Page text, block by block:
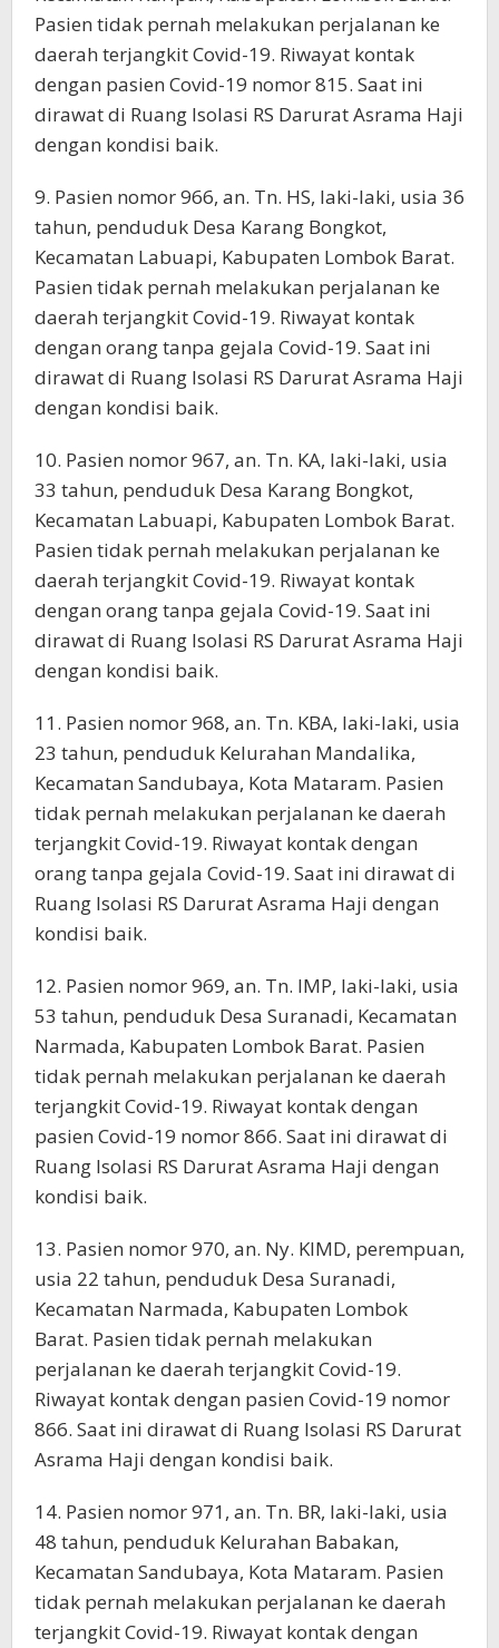
Pasien tidak pernah melakukan perjalanan ke
daerah terjangkit Covid-19. Riwayat kontak
dengan pasien Covid-19 nomor 815. Saat ini
dirawat di Ruang Isolasi RS Darurat Asrama Haji
dengan kondisi baik.
9. Pasien nomor 966, an. Tn. HS, laki-laki, usia 36
tahun, penduduk Desa Karang Bongkot,
Kecamatan Labuapi, Kabupaten Lombok Barat.
Pasien tidak pernah melakukan perjalanan ke
daerah terjangkit Covid-19. Riwayat kontak
dengan orang tanpa gejala Covid-19. Saat ini
dirawat di Ruang Isolasi RS Darurat Asrama Haji
dengan kondisi baik.
10. Pasien nomor 967, an. Tn. KA, laki-laki, usia
33 tahun, penduduk Desa Karang Bongkot,
Kecamatan Labuapi, Kabupaten Lombok Barat.
Pasien tidak pernah melakukan perjalanan ke
daerah terjangkit Covid-19. Riwayat kontak
dengan orang tanpa gejala Covid-19. Saat ini
dirawat di Ruang Isolasi RS Darurat Asrama Haji
dengan kondisi baik.
11. Pasien nomor 968, an. Tn. KBA, laki-laki, usia
23 tahun, penduduk Kelurahan Mandalika,
Kecamatan Sandubaya, Kota Mataram. Pasien
tidak pernah melakukan perjalanan ke daerah
terjangkit Covid-19. Riwayat kontak dengan
orang tanpa gejala Covid-19. Saat ini dirawat di
Ruang Isolasi RS Darurat Asrama Haji dengan
kondisi baik.
12. Pasien nomor 969, an. Tn. IMP, laki-laki, usia
53 tahun, penduduk Desa Suranadi, Kecamatan
Narmada, Kabupaten Lombok Barat. Pasien
tidak pernah melakukan perjalanan ke daerah
terjangkit Covid-19. Riwayat kontak dengan
pasien Covid-19 nomor 866. Saat ini dirawat di
Ruang Isolasi RS Darurat Asrama Haji dengan
kondisi baik.
13. Pasien nomor 970, an. Ny. KIMD, perempuan,
usia 22 tahun, penduduk Desa Suranadi,
Kecamatan Narmada, Kabupaten Lombok
Barat. Pasien tidak pernah melakukan
perjalanan ke daerah terjangkit Covid-19.
Riwayat kontak dengan pasien Covid-19 nomor
866. Saat ini dirawat di Ruang Isolasi RS Darurat
Asrama Haji dengan kondisi baik.
14. Pasien nomor 971, an. Tn. BR, laki-laki, usia
48 tahun, penduduk Kelurahan Babakan,
Kecamatan Sandubaya, Kota Mataram. Pasien
tidak pernah melakukan perjalanan ke daerah
terjangkit Covid-19. Riwayat kontak dengan